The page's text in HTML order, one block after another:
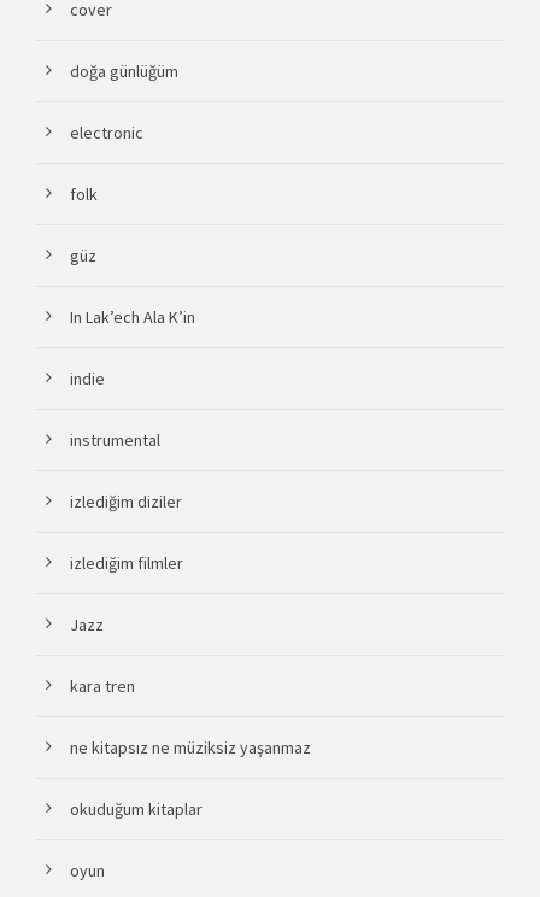
cover
doğa günlüğüm
electronic
folk
güz
In Lak’ech Ala K’in
indie
instrumental
izlediğim diziler
izlediğim filmler
Jazz
kara tren
ne kitapsız ne müziksiz yaşanmaz
okuduğum kitaplar
oyun